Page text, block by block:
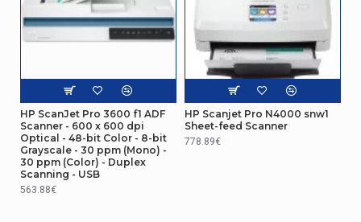
HP ScanJet Pro 3600 f1 ADF
Scanner - 600 x 600 dpi
Optical - 48-bit Color - 8-bit
Grayscale - 30 ppm (Mono) -
30 ppm (Color) - Duplex
Scanning - USB
563.88€
HP Scanjet Pro N4000 snw1
Sheet-feed Scanner
778.89€